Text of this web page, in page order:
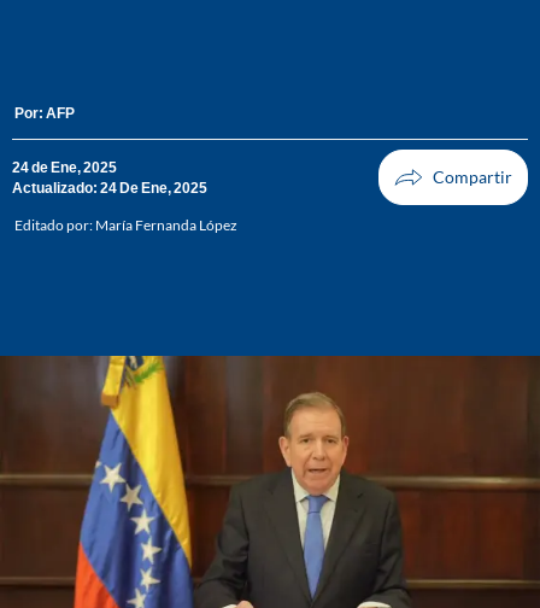
Por: AFP
24 de Ene, 2025
Actualizado: 24 De Ene, 2025
Editado por: María Fernanda López